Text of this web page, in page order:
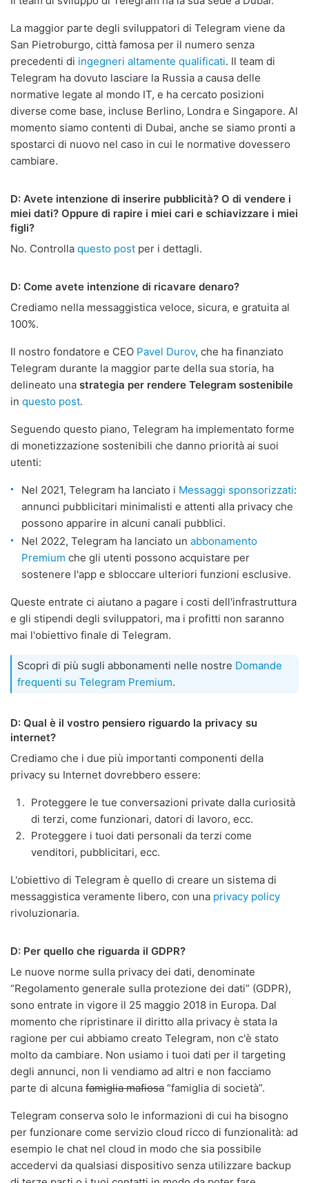
La maggior parte degli sviluppatori di Telegram viene da
San Pietroburgo, città famosa per il numero senza
precedenti di ingegneri altamente qualificati. Il team di
Telegram ha dovuto lasciare la Russia a causa delle
normative legate al mondo IT, e ha cercato posizioni
diverse come base, incluse Berlino, Londra e Singapore. Al
momento siamo contenti di Dubai, anche se siamo pronti a
spostarci di nuovo nel caso in cui le normative dovessero
cambiare.
D: Avete intenzione di inserire pubblicità? O di vendere i
miei dati? Oppure di rapire i miei cari e schiavizzare i miei
figli?
No. Controlla questo post per i dettagli.
D: Come avete intenzione di ricavare denaro?
Crediamo nella messaggistica veloce, sicura, e gratuita al
100%.
Il nostro fondatore e CEO Pavel Durov, che ha finanziato
Telegram durante la maggior parte della sua storia, ha
delineato una strategia per rendere Telegram sostenibile
in questo post.
Seguendo questo piano, Telegram ha implementato forme
di monetizzazione sostenibili che danno priorità ai suoi
utenti:
Nel 2021, Telegram ha lanciato i Messaggi sponsorizzati:
annunci pubblicitari minimalisti e attenti alla privacy che
possono apparire in alcuni canali pubblici.
Nel 2022, Telegram ha lanciato un abbonamento
Premium che gli utenti possono acquistare per
sostenere l'app e sbloccare ulteriori funzioni esclusive.
Queste entrate ci aiutano a pagare i costi dell'infrastruttura
e gli stipendi degli sviluppatori, ma i profitti non saranno
mai l'obiettivo finale di Telegram.
Scopri di più sugli abbonamenti nelle nostre Domande
frequenti su Telegram Premium.
D: Qual è il vostro pensiero riguardo la privacy su
internet?
Crediamo che i due più importanti componenti della
privacy su Internet dovrebbero essere:
Proteggere le tue conversazioni private dalla curiosità
di terzi, come funzionari, datori di lavoro, ecc.
Proteggere i tuoi dati personali da terzi come
venditori, pubblicitari, ecc.
L'obiettivo di Telegram è quello di creare un sistema di
messaggistica veramente libero, con una privacy policy
rivoluzionaria.
D: Per quello che riguarda il GDPR?
Le nuove norme sulla privacy dei dati, denominate
“Regolamento generale sulla protezione dei dati” (GDPR),
sono entrate in vigore il 25 maggio 2018 in Europa. Dal
momento che ripristinare il diritto alla privacy è stata la
ragione per cui abbiamo creato Telegram, non c'è stato
molto da cambiare. Non usiamo i tuoi dati per il targeting
degli annunci, non li vendiamo ad altri e non facciamo
parte di alcuna famiglia mafiosa “famiglia di società”.
Telegram conserva solo le informazioni di cui ha bisogno
per funzionare come servizio cloud ricco di funzionalità: ad
esempio le chat nel cloud in modo che sia possibile
accedervi da qualsiasi dispositivo senza utilizzare backup